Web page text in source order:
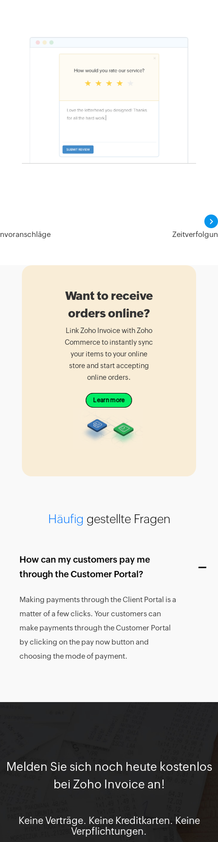
Want to receive
orders online?
Link Zoho Invoice with Zoho
Commerce to instantly sync
your items to your online
store and start accepting
online orders.
Learn more
Häufig gestellte Fragen
How can my customers pay me
through the Customer Portal?
Making payments through the Client Portal is a
matter of a few clicks. Your customers can
make payments through the Customer Portal
by clicking on the pay now button and
choosing the mode of payment.
Melden Sie sich noch heute kostenlos
bei Zoho Invoice an!
Keine Verträge. Keine Kreditkarten. Keine
Verpflichtungen.